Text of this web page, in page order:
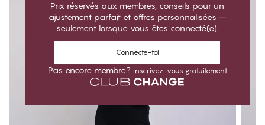
Prix réservés aux membres, conseils pour un
ajustement parfait et offres personnalisées –
seulement lorsque vous êtes connecté(e).
Connecte-toi
Pas encore membre? Inscrivez-vous gratuitement